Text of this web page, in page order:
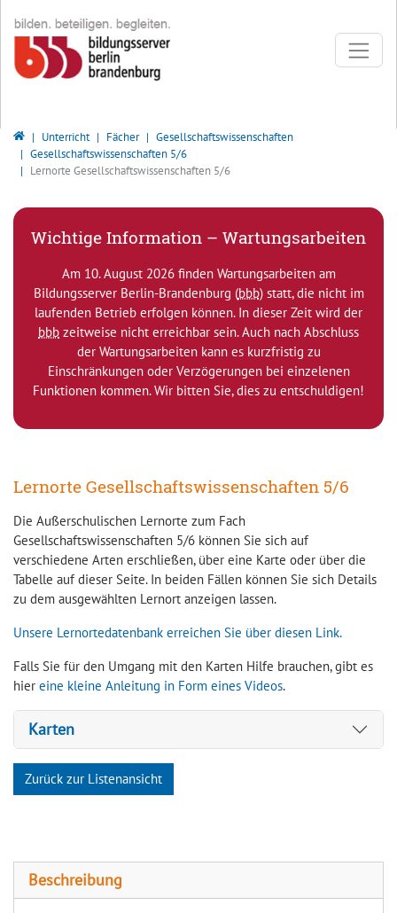
Bildungsserver Berlin - Brandenburg
Unterricht Fächer
Gesellschaftswissenschaften
Gesellschaftswissenschaften 5/6
Lernorte Gesellschaftswissenschaften 5/6
Wichtige Information – Wartungsarbeiten
Am 10. August 2026 finden Wartungsarbeiten am
Bildungsserver Berlin-Brandenburg (bbb) statt, die nicht im
laufenden Betrieb erfolgen können. In dieser Zeit wird der
bbb zeitweise nicht erreichbar sein. Auch nach Abschluss
der Wartungsarbeiten kann es kurzfristig zu
Einschränkungen oder Verzögerungen bei einzelenen
Funktionen kommen. Wir bitten Sie, dies zu entschuldigen!
Lernorte Gesellschaftswissenschaften 5/6
Die Außerschulischen Lernorte zum Fach
Gesellschaftswissenschaften 5/6 können Sie sich auf
verschiedene Arten erschließen, über eine Karte oder über die
Tabelle auf dieser Seite. In beiden Fällen können Sie sich Details
zu dem ausgewählten Lernort anzeigen lassen.
Unsere Lernortedatenbank erreichen Sie über diesen Link.
Falls Sie für den Umgang mit den Karten Hilfe brauchen, gibt es
hier eine kleine Anleitung in Form eines Videos.
Karten
Zurück zur Listenansicht
Beschreibung